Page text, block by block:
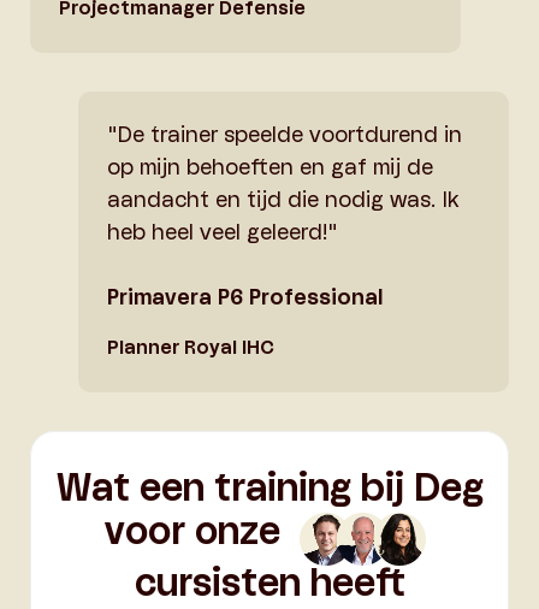
Projectmanager Defensie
"De trainer speelde voortdurend in
op mijn behoeften en gaf mij de
aandacht en tijd die nodig was. Ik
heb heel veel geleerd!"
Primavera P6 Professional
Planner Royal IHC
Wat een training bij Deg
voor onze
cursisten heeft